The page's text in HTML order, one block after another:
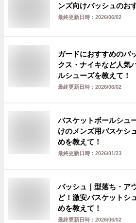
ンズ向けバッシュのお
最終更新日時： 2026/06/02
ガードにおすすめのバ
クス・ナイキなど人気
ルシューズを教えて！
最終更新日時： 2026/06/02
バスケットボールシュ
けのメンズ用バスケシ
めを教えて！
最終更新日時： 2026/01/23
バッシュ｜型落ち・ア
ど！激安バスケットシ
めを教えて！
最終更新日時： 2026/06/02